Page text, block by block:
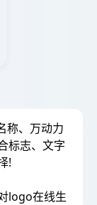
称、万动力
标志、文字
!
logo在线生